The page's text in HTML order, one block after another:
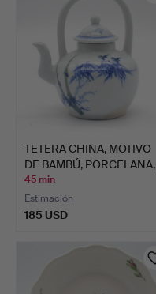
TETERA CHINA, MOTIVO
DE BAMBÚ, PORCELANA,
…
45 min
Estimación
185 USD